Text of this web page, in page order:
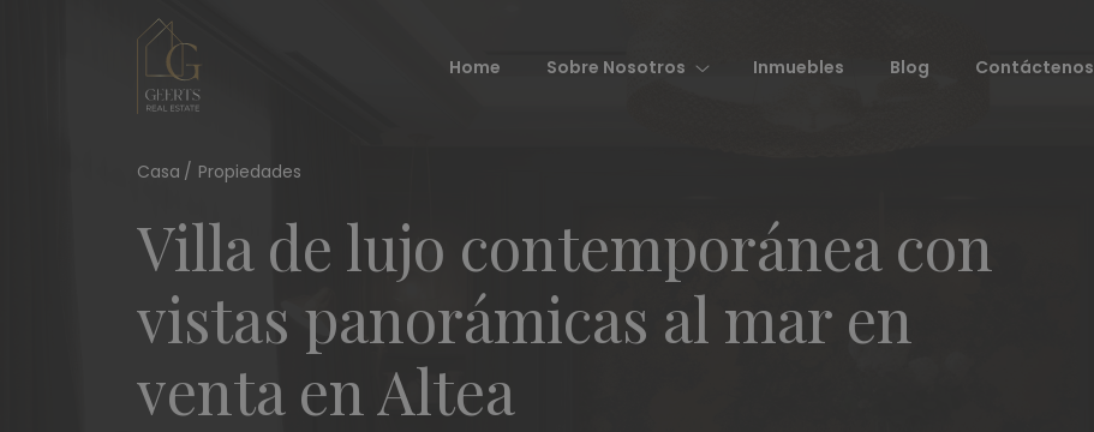
Home Sobre Nosotros Inmuebles Blog Contáctenos
Casa Propiedades
Villa de lujo contemporánea con
vistas panorámicas al mar en
venta en Altea